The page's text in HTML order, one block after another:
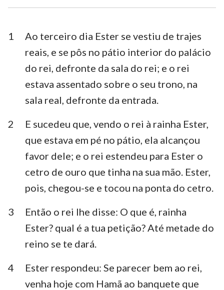
Esdras Neemias
Ester Jó
Salmos Provérbios
Eclesiastes
Isaías Jeremias
Lamentações Ezequiel
Daniel Oséias
Obadias Jonas
Miquéias Naum
Habacuque Sofonias
Malaquias
1
Ao terceiro dia Ester se vestiu de trajes
reais, e se pôs no pátio interior do palácio
do rei, defronte da sala do rei; e o rei
estava assentado sobre o seu trono, na
sala real, defronte da entrada.
2
E sucedeu que, vendo o rei à rainha Ester,
que estava em pé no pátio, ela alcançou
favor dele; e o rei estendeu para Ester o
cetro de ouro que tinha na sua mão. Ester,
pois, chegou-se e tocou na ponta do cetro.
3
Então o rei lhe disse: O que é, rainha
Ester? qual é a tua petição? Até metade do
reino se te dará.
4
Ester respondeu: Se parecer bem ao rei,
venha hoje com Hamã ao banquete que